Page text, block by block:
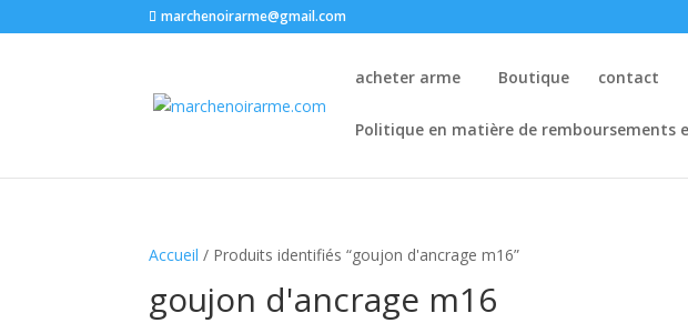
marchenoirarme@gmail.com
acheter arme Boutique contact
Politique en matière de remboursements
Accueil / Produits identifiés “goujon d'ancrage m16​”
goujon d'ancrage m16​